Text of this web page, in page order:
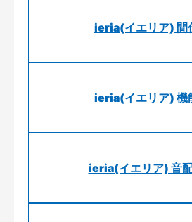
ieria(イエリア) 間
ieria(イエリア) 機
ieria(イエリア) 音